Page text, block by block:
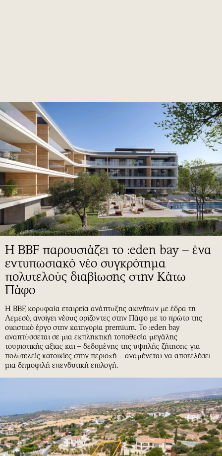
Η BBF παρουσιάζει το :eden bay – ένα
εντυπωσιακό νέο συγκρότημα
πολυτελούς διαβίωσης στην Κάτω
Πάφο
Η BBF, κορυφαία εταιρεία ανάπτυξης ακινήτων με έδρα τη
Λεμεσό, ανοίγει νέους ορίζοντες στην Πάφο με το πρώτο της
οικιστικό έργο στην κατηγορία premium. Το :eden bay
αναπτύσσεται σε μια εκπληκτική τοποθεσία μεγάλης
τουριστικής αξίας και – δεδομένης της υψηλής ζήτησης για
πολυτελείς κατοικίες στην περιοχή – αναμένεται να αποτελέσει
μια δημοφιλή επενδυτική επιλογή.